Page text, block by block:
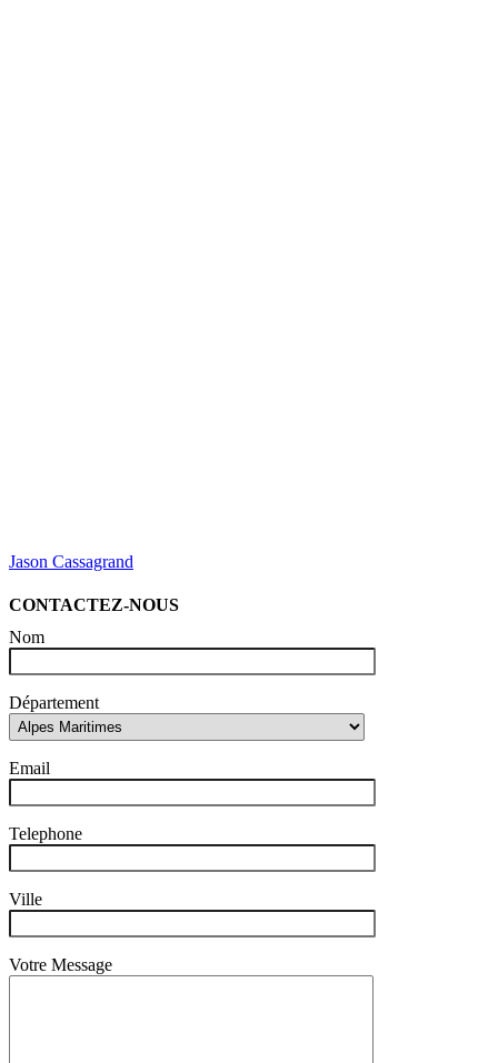
Jason Cassagrand
CONTACTEZ-NOUS
Nom
Département
Email
Telephone
Ville
Votre Message